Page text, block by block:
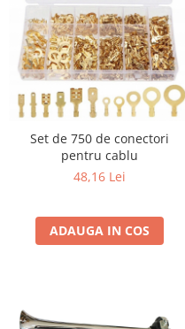
Set de 750 de conectori
pentru cablu
48,16 Lei
ADAUGA IN COS